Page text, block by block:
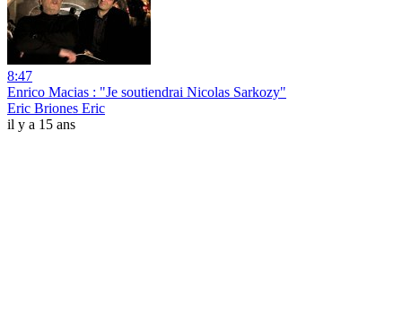
8:47
Enrico Macias : "Je soutiendrai Nicolas Sarkozy"
Eric Briones Eric
il y a 15 ans